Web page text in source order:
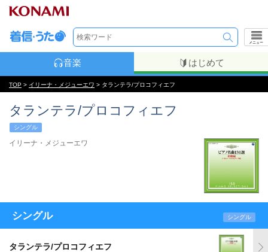
メニュー
音楽 はじめて
TOP > イリーナ・メジューエワ > タランテラ/プロコフィエフ
タランテラ/プロコフィエフ
シングル
イリーナ・メジューエワ
シングル シングル
タランテラ/プロコフィエフ